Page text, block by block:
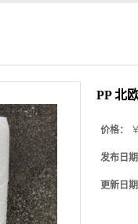
PP 北
价格：
发布日
更新日